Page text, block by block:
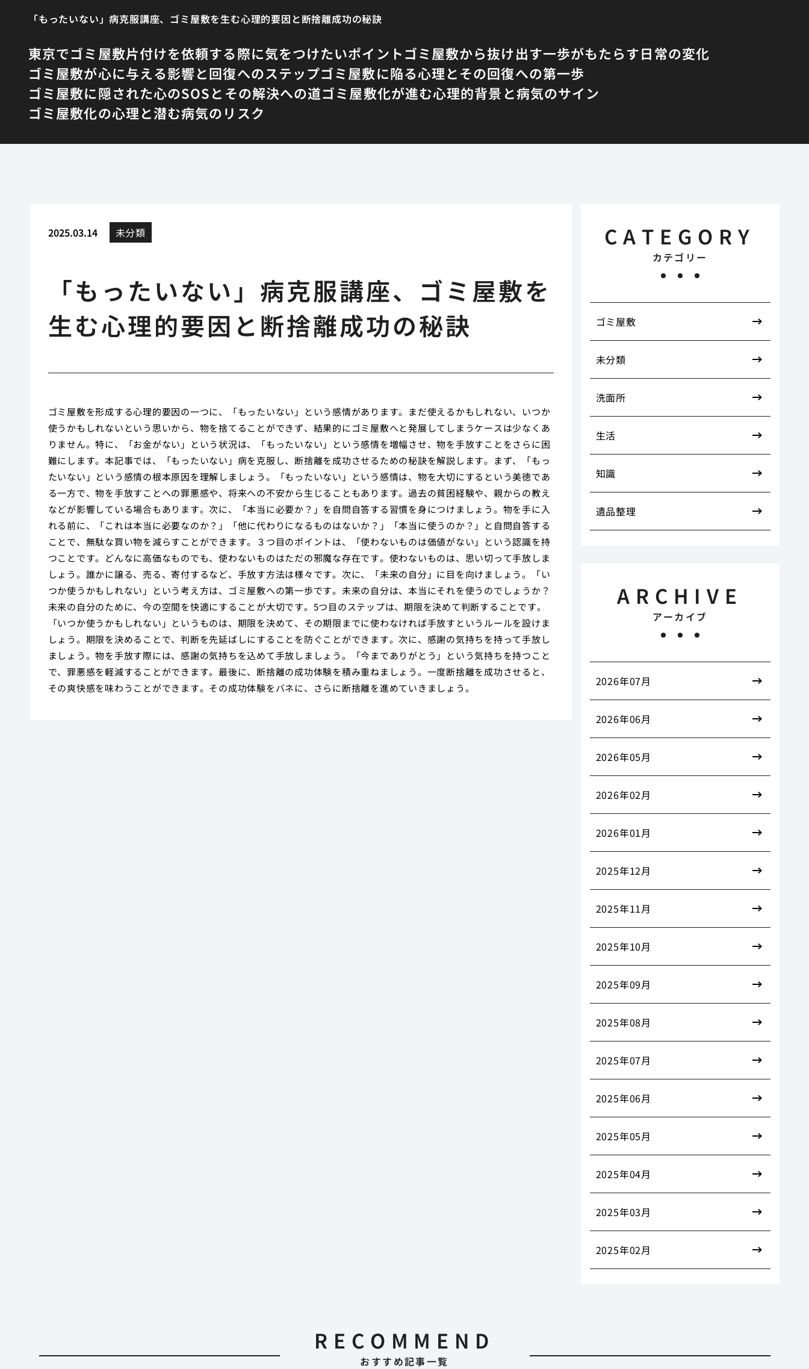
「もったいない」病克服講座、ゴミ屋敷を生む心理的要因と断捨離成功の秘訣
東京でゴミ屋敷片付けを依頼する際に気をつけたいポイントゴミ屋敷から抜け出す一歩がもたらす日常の変化
ゴミ屋敷が心に与える影響と回復へのステップゴミ屋敷に陥る心理とその回復への第一歩
ゴミ屋敷に隠された心のSOSとその解決への道ゴミ屋敷化が進む心理的背景と病気のサイン
ゴミ屋敷化の心理と潜む病気のリスク
2025.03.14 未分類
「もったいない」病克服講座、ゴミ屋敷を
生む心理的要因と断捨離成功の秘訣
ゴミ屋敷を形成する心理的要因の一つに、「もったいない」という感情があります。まだ使えるかもしれない、いつか
使うかもしれないという思いから、物を捨てることができず、結果的にゴミ屋敷へと発展してしまうケースは少なくあ
りません。特に、「お金がない」という状況は、「もったいない」という感情を増幅させ、物を手放すことをさらに困
難にします。本記事では、「もったいない」病を克服し、断捨離を成功させるための秘訣を解説します。まず、「もっ
たいない」という感情の根本原因を理解しましょう。「もったいない」という感情は、物を大切にするという美徳であ
る一方で、物を手放すことへの罪悪感や、将来への不安から生じることもあります。過去の貧困経験や、親からの教え
などが影響している場合もあります。次に、「本当に必要か？」を自問自答する習慣を身につけましょう。物を手に入
れる前に、「これは本当に必要なのか？」「他に代わりになるものはないか？」「本当に使うのか？」と自問自答する
ことで、無駄な買い物を減らすことができます。３つ目のポイントは、「使わないものは価値がない」という認識を持
つことです。どんなに高価なものでも、使わないものはただの邪魔な存在です。使わないものは、思い切って手放しま
しょう。誰かに譲る、売る、寄付するなど、手放す方法は様々です。次に、「未来の自分」に目を向けましょう。「い
つか使うかもしれない」という考え方は、ゴミ屋敷への第一歩です。未来の自分は、本当にそれを使うのでしょうか？
未来の自分のために、今の空間を快適にすることが大切です。5つ目のステップは、期限を決めて判断することです。
「いつか使うかもしれない」というものは、期限を決めて、その期限までに使わなければ手放すというルールを設けま
しょう。期限を決めることで、判断を先延ばしにすることを防ぐことができます。次に、感謝の気持ちを持って手放し
ましょう。物を手放す際には、感謝の気持ちを込めて手放しましょう。「今までありがとう」という気持ちを持つこと
で、罪悪感を軽減することができます。最後に、断捨離の成功体験を積み重ねましょう。一度断捨離を成功させると、
その爽快感を味わうことができます。その成功体験をバネに、さらに断捨離を進めていきましょう。
RECOMMEND
おすすめ記事一覧
CATEGORY
カテゴリー
ゴミ屋敷
未分類
洗面所
生活
知識
遺品整理
ARCHIVE
アーカイブ
2026年07月
2026年06月
2026年05月
2026年02月
2026年01月
2025年12月
2025年11月
2025年10月
2025年09月
2025年08月
2025年07月
2025年06月
2025年05月
2025年04月
2025年03月
2025年02月